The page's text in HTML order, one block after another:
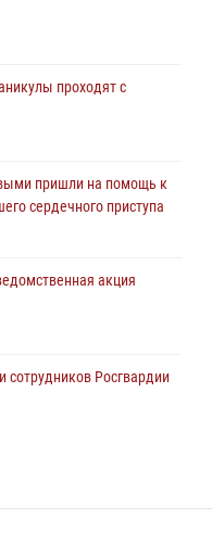
пришли на помощь к
сердечного приступа
акция
Росгвардии
наркотиков
Росгвардии
проходят с
пришли на помощь к
сердечного приступа
акция
сотрудников Росгвардии